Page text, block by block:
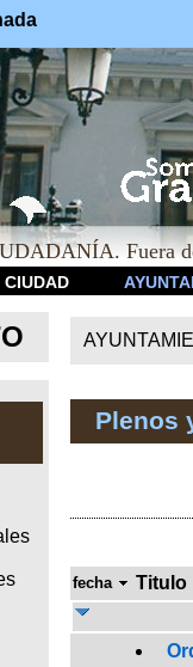
Fuera
CIUDAD
Plenos
fecha Titulo